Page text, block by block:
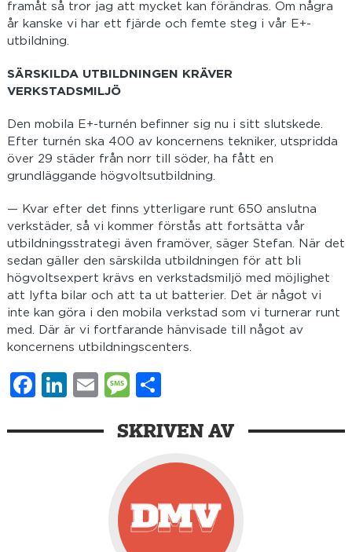
framåt så tror jag att mycket kan förändras. Om några
år kanske vi har ett fjärde och femte steg i vår E+-
utbildning.
SÄRSKILDA UTBILDNINGEN KRÄVER
VERKSTADSMILJÖ
Den mobila E+-turnén befinner sig nu i sitt slutskede.
Efter turnén ska 400 av koncernens tekniker, utspridda
över 29 städer från norr till söder, ha fått en
grundläggande högvoltsutbildning.
— Kvar efter det finns ytterligare runt 650 anslutna
verkstäder, så vi kommer förstås att fortsätta vår
utbildningsstrategi även framöver, säger Stefan. När det
sedan gäller den särskilda utbildningen för att bli
högvoltsexpert krävs en verkstadsmiljö med möjlighet
att lyfta bilar och att ta ut batterier. Det är något vi
inte kan göra i den mobila verkstad som vi turnerar runt
med. Där är vi fortfarande hänvisade till något av
koncernens utbildningscenters.
Facebook
LinkedIn
EmailMessage
SKRIVEN AV